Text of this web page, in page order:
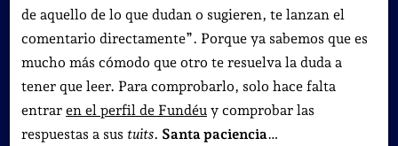
de aquello de lo que dudan o sugieren, te lanzan el
comentario directamente”. Porque ya sabemos que es
mucho más cómodo que otro te resuelva la duda a
tener que leer. Para comprobarlo, solo hace falta
entrar en el perfil de Fundéu y comprobar las
respuestas a sus tuits. Santa paciencia…